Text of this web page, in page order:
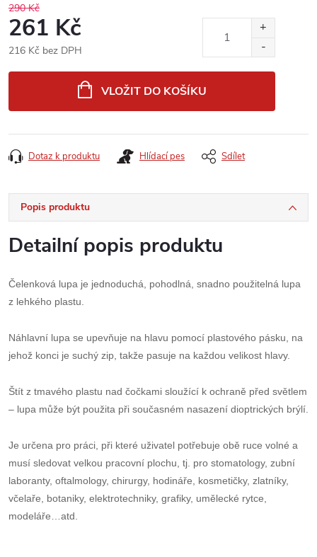
290 Kč
261 Kč
216 Kč bez DPH
VLOŽIT DO KOŠÍKU
Dotaz k produktu Hlídací pes Sdílet
Popis produktu
Detailní popis produktu
Čelenková lupa je jednoduchá, pohodlná, snadno použitelná lupa
z lehkého plastu.
Náhlavní lupa se upevňuje na hlavu pomocí plastového pásku, na
jehož konci je suchý zip, takže pasuje na každou velikost hlavy.
Štít z tmavého plastu nad čočkami sloužící k ochraně před světlem
– lupa může být použita při současném nasazení dioptrických brýlí.
Je určena pro práci, při které uživatel potřebuje obě ruce volné a
musí sledovat velkou pracovní plochu, tj. pro stomatology, zubní
laboranty, oftalmology, chirurgy, hodináře, kosmetičky, zlatníky,
včelaře, botaniky, elektrotechniky, grafiky, umělecké rytce,
modeláře…atd.